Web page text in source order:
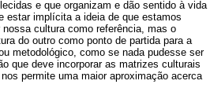
e que organizam e dão sentido à vida
estar implícita a ideia de que estamos
cultura como referência, mas o
do outro como ponto de partida para a
metodológico, como se nada pudesse ser
que deve incorporar as matrizes culturais
permite uma maior aproximação acerca